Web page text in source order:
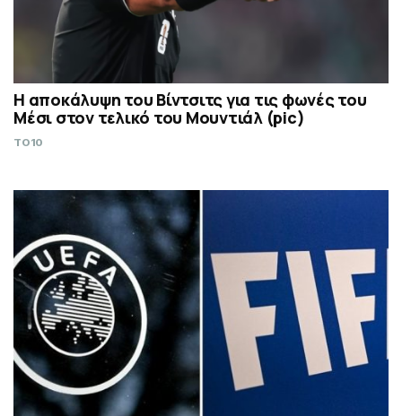
Η αποκάλυψη του Βίντσιτς για τις φωνές του
Μέσι στον τελικό του Μουντιάλ (pic)
TO10